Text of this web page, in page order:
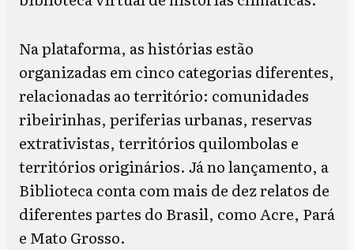
Na plataforma, as histórias estão
organizadas em cinco categorias diferentes,
relacionadas ao território: comunidades
ribeirinhas, periferias urbanas, reservas
extrativistas, territórios quilombolas e
territórios originários. Já no lançamento, a
Biblioteca conta com mais de dez relatos de
diferentes partes do Brasil, como Acre, Pará
e Mato Grosso.